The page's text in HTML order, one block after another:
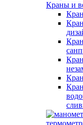
Краны и